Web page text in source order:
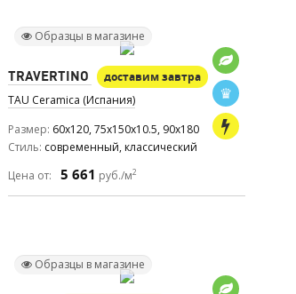
Образцы в магазине
TRAVERTINO
доставим завтра
TAU Ceramica (Испания)
Размер 60x120, 75x150x10.5, 90x180
Стиль современный, классический
Цена от:
5 661 руб./м2
Образцы в магазине